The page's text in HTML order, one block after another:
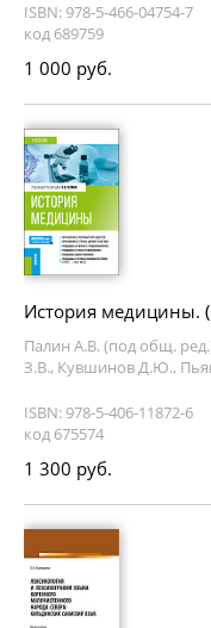
ISBN: 978-5-466-04754-7
код 689759
1 000 руб.
История медицины.
Палин А.В. (под общ.
З.В., Кувшинов Д.Ю.,
ISBN: 978-5-406-11872-6
код 675574
1 300 руб.